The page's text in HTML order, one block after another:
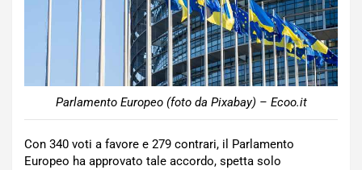
Parlamento Europeo (foto da Pixabay) – Ecoo.it
Con 340 voti a favore e 279 contrari, il Parlamento
Europeo ha approvato tale accordo, spetta solo